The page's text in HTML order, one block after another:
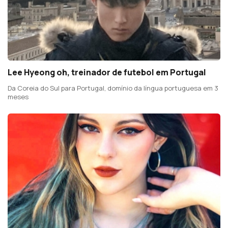
Lee Hyeong oh, treinador de futebol em Portugal
Da Coreia do Sul para Portugal, domínio da língua portuguesa em 3
meses